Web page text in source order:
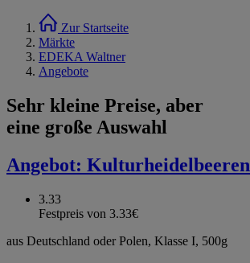
Zur Startseite
Märkte
EDEKA Waltner
Angebote
Sehr kleine Preise, aber
eine große Auswahl
Angebot: Kulturheidelbeeren
3.33
Festpreis von 3.33€
aus Deutschland oder Polen, Klasse I, 500g